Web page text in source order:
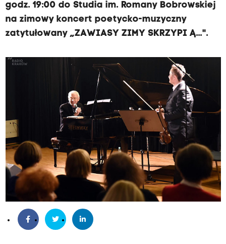
godz. 19:00 do Studia im. Romany Bobrowskiej
na zimowy koncert poetycko-muzyczny
zatytułowany „ZAWIASY ZIMY SKRZYPI Ą...".